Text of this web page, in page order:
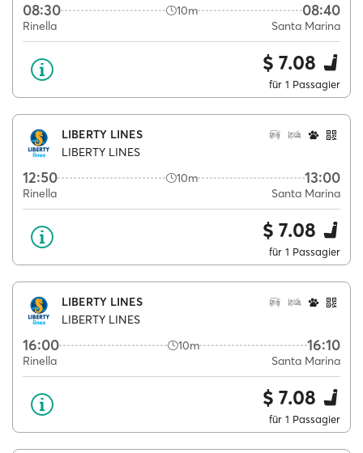
08:30 10m 08:40
Rinella Santa Marina
$ 7.08
für 1 Passagier
LIBERTY LINES
LIBERTY LINES
12:50 10m 13:00
Rinella Santa Marina
$ 7.08
für 1 Passagier
LIBERTY LINES
LIBERTY LINES
16:00 10m 16:10
Rinella Santa Marina
$ 7.08
für 1 Passagier